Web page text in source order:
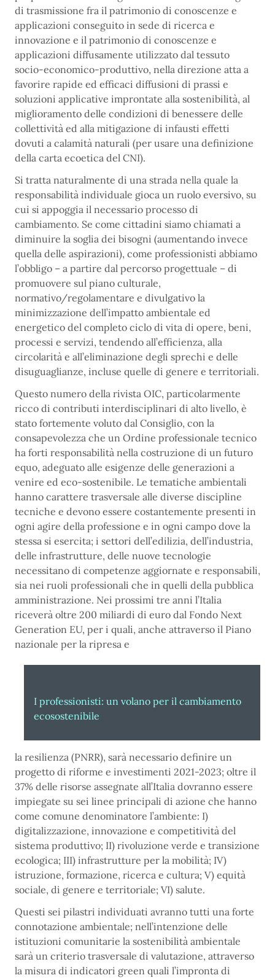
di trasmissione fra il patrimonio di conoscenze e
applicazioni conseguito in sede di ricerca e
innovazione e il patrimonio di conoscenze e
applicazioni diffusamente utilizzato dal tessuto
socio-economico-produttivo, nella direzione atta a
favorire rapide ed efficaci diffusioni di prassi e
soluzioni applicative improntate alla sostenibilità, al
miglioramento delle condizioni di benessere delle
collettività ed alla mitigazione di infausti effetti
dovuti a calamità naturali (per usare una definizione
della carta ecoetica del CNI).
Si tratta naturalmente di una strada nella quale la
responsabilità individuale gioca un ruolo eversivo, su
cui si appoggia il necessario processo di
cambiamento. Se come cittadini siamo chiamati a
diminuire la soglia dei bisogni (aumentando invece
quella delle aspirazioni), come professionisti abbiamo
l’obbligo – a partire dal percorso progettuale – di
promuovere sul piano culturale,
normativo/regolamentare e divulgativo la
minimizzazione dell’impatto ambientale ed
energetico del completo ciclo di vita di opere, beni,
processi e servizi, tendendo all’efficienza, alla
circolarità e all’eliminazione degli sprechi e delle
disuguaglianze, incluse quelle di genere e territoriali.
Questo numero della rivista OIC, particolarmente
ricco di contributi interdisciplinari di alto livello, è
stato fortemente voluto dal Consiglio, con la
consapevolezza che un Ordine professionale tecnico
ha forti responsabilità nella costruzione di un futuro
equo, adeguato alle esigenze delle generazioni a
venire ed eco-sostenibile. Le tematiche ambientali
hanno carattere trasversale alle diverse discipline
tecniche e devono essere costantemente presenti in
ogni agire della professione e in ogni campo dove la
stessa si esercita; i settori dell’edilizia, dell’industria,
delle infrastrutture, delle nuove tecnologie
necessitano di competenze aggiornate e responsabili,
sia nei ruoli professionali che in quelli della pubblica
amministrazione. Nei prossimi tre anni l’Italia
riceverà oltre 200 miliardi di euro dal Fondo Next
Generation EU, per i quali, anche attraverso il Piano
nazionale per la ripresa e
I professionisti: un volano per il cambiamento
ecosostenibile
la resilienza (PNRR), sarà necessario definire un
progetto di riforme e investimenti 2021-2023; oltre il
37% delle risorse assegnate all’Italia dovranno essere
impiegate su sei linee principali di azione che hanno
come comune denominatore l’ambiente: I)
digitalizzazione, innovazione e competitività del
sistema produttivo; II) rivoluzione verde e transizione
ecologica; III) infrastrutture per la mobilità; IV)
istruzione, formazione, ricerca e cultura; V) equità
sociale, di genere e territoriale; VI) salute.
Questi sei pilastri individuati avranno tutti una forte
connotazione ambientale; nell’intenzione delle
istituzioni comunitarie la sostenibilità ambientale
sarà un criterio trasversale di valutazione, attraverso
la misura di indicatori green quali l’impronta di